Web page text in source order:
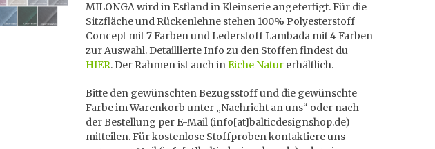
MILONGA wird in Estland in Kleinserie angefertigt. Für die
Sitzfläche und Rückenlehne stehen 100% Polyesterstoff
Concept mit 7 Farben und Lederstoff Lambada mit 4 Farben
zur Auswahl. Detaillierte Info zu den Stoffen findest du
HIER. Der Rahmen ist auch inEiche Natur erhältlich.
Bitte den gewünschten Bezugsstoff und die gewünschte
Farbe im Warenkorb unter „Nachricht an uns“ oder nach
der Bestellung per E-Mail (info[at]balticdesignshop.de)
mitteilen. Für kostenlose Stoffproben kontaktiere uns